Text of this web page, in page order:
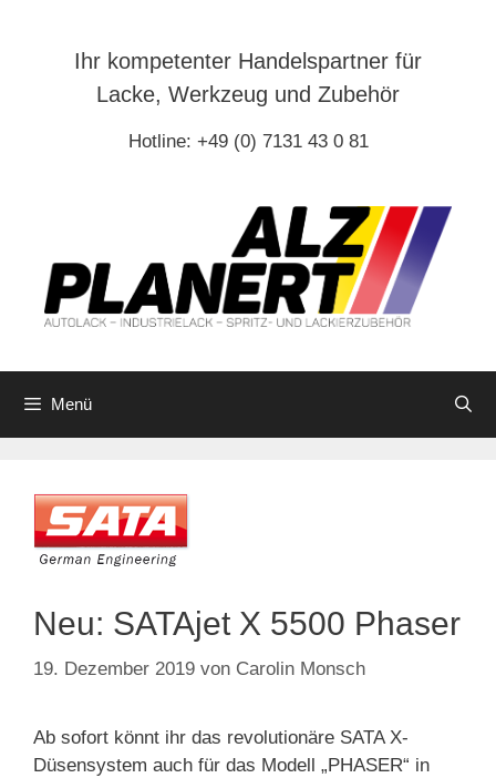
Ihr kompetenter Handelspartner für
Lacke, Werkzeug und Zubehör
Hotline: +49 (0) 7131 43 0 81
Menü
Neu: SATAjet X 5500 Phaser
19. Dezember 2019 von Carolin Monsch
Ab sofort könnt ihr das revolutionäre SATA X-
Düsensystem auch für das Modell „PHASER“ in